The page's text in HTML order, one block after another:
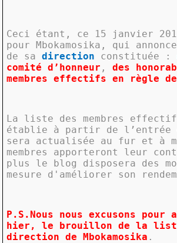
Ceci étant, ce 15 janvier
pour Mbokamosika, qui
de sa direction constituée :
comité d’honneur , des
membres effectifs en règle
La liste des membres
établie à partir de l’entrée
sera actualisée au fur et à
membres apporteront leur
plus le blog disposera des
mesure d'améliorer son
P.S.Nous nous excusons
hier, le brouillon de la
direction de Mbokamosika .